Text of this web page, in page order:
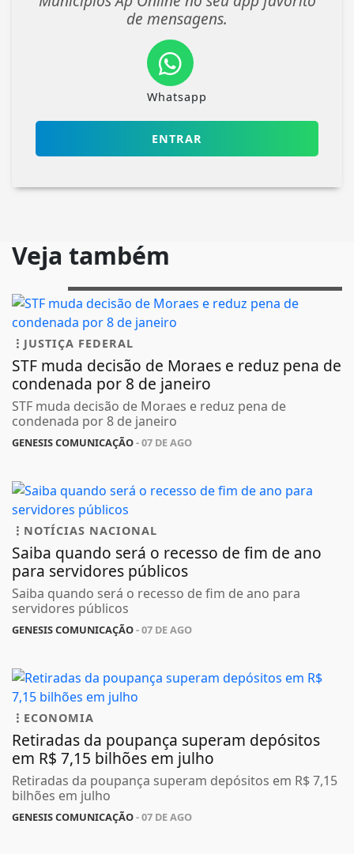
de mensagens.
Whatsapp
ENTRAR
Veja também
JUSTIÇA FEDERAL
STF muda decisão de Moraes e reduz pena de
condenada por 8 de janeiro
STF muda decisão de Moraes e reduz pena de
condenada por 8 de janeiro
GENESIS COMUNICAÇÃO- 07 DE AGO
NOTÍCIAS NACIONAL
Saiba quando será o recesso de fim de ano
para servidores públicos
Saiba quando será o recesso de fim de ano para
servidores públicos
GENESIS COMUNICAÇÃO- 07 DE AGO
ECONOMIA
Retiradas da poupança superam depósitos
em R$ 7,15 bilhões em julho
Retiradas da poupança superam depósitos em R$ 7,15
bilhões em julho
GENESIS COMUNICAÇÃO- 07 DE AGO